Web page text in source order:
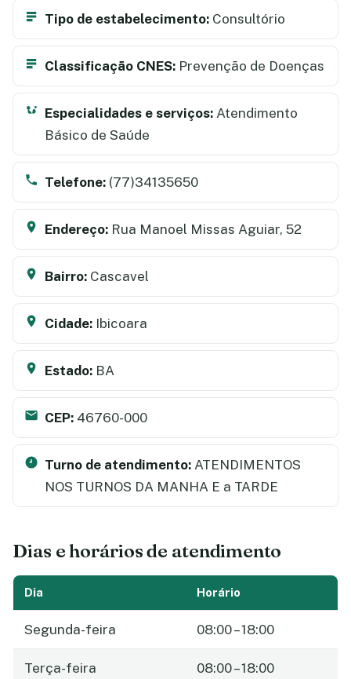
Tipo de estabelecimento: Consultório
Classificação CNES: Prevenção de Doenças
Especialidades e serviços: Atendimento
Básico de Saúde
Telefone: (77)34135650
Endereço: Rua Manoel Missas Aguiar, 52
Bairro: Cascavel
Cidade: Ibicoara
Estado: BA
CEP: 46760-000
Turno de atendimento: ATENDIMENTOS
NOS TURNOS DA MANHA E a TARDE
Dias e horários de atendimento
Dia Horário
Segunda-feira 08:00 – 18:00
Terça-feira 08:00 – 18:00